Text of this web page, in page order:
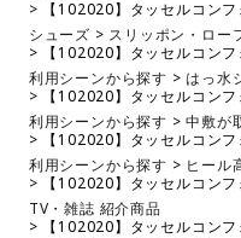
【102020】タッセルコン
シューズ
スリッポン・ロー
【102020】タッセルコン
利用シーンから探す
はっ水
【102020】タッセルコン
利用シーンから探す
中敷が
【102020】タッセルコン
利用シーンから探す
ヒール
【102020】タッセルコン
TV・雑誌 紹介商品
【102020】タッセルコン